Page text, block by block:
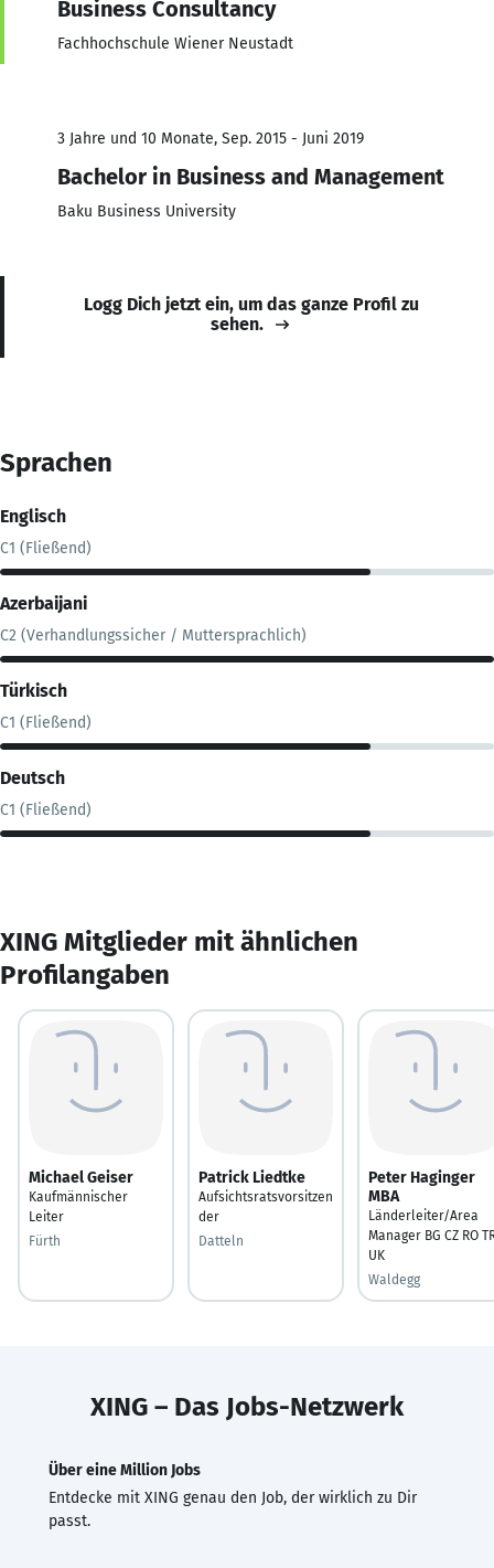
Business Consultancy
Fachhochschule Wiener Neustadt
3 Jahre und 10 Monate, Sep. 2015 - Juni 2019
Bachelor in Business and Management
Baku Business University
Logg Dich jetzt ein, um das ganze Profil zu
sehen.
Sprachen
Englisch
C1 (Fließend)
Azerbaijani
C2 (Verhandlungssicher / Muttersprachlich)
Türkisch
C1 (Fließend)
Deutsch
C1 (Fließend)
XING Mitglieder mit ähnlichen
Profilangaben
Michael Geiser
Kaufmännischer
Leiter
Fürth
Patrick Liedtke
Aufsichtsratsvorsitzen
der
Datteln
Peter Haginger
MBA
Länderleiter/Area
Manager BG CZ RO
UK
Waldegg
XING – Das Jobs-Netzwerk
Über eine Million Jobs
Entdecke mit XING genau den Job, der wirklich zu Dir
passt.